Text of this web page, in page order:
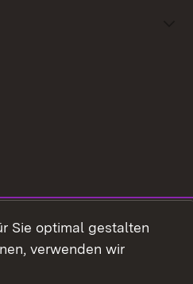
Sie optimal gestalten
verwenden wir